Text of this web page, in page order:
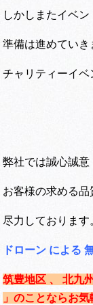
しかしまたイベ
準備は進めていき
チャリティーイ
弊社では誠心誠意
お客様の求める
尽力しております
ドローン による
筑豊地区 、 北九
」のことならお